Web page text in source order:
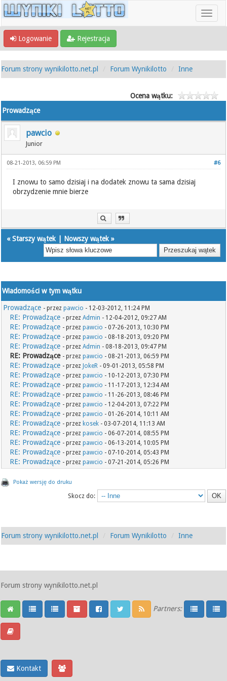
Logowanie Rejestracja
Forum strony wynikilotto.net.pl Forum Wynikilotto Inne
Ocena wątku:
Prowadzące
pawcio
Junior
#6
08-21-2013, 06:59 PM
I znowu to samo dzisiaj i na dodatek znowu ta sama dzisiaj
obrzydzenie mnie bierze
«Starszy wątek Nowszy wątek »
Wiadomości w tym wątku
Prowadzące - przezpawcio - 12-03-2012, 11:24 PM
RE: Prowadzące - przezAdmin - 12-04-2012, 09:27 AM
RE: Prowadzące - przezpawcio - 07-26-2013, 10:30 PM
RE: Prowadzące - przezpawcio - 08-18-2013, 09:20 PM
RE: Prowadzące - przezAdmin - 08-18-2013, 09:47 PM
RE: Prowadzące - przezpawcio - 08-21-2013, 06:59 PM
RE: Prowadzące - przez JokeR - 09-01-2013, 05:58 PM
RE: Prowadzące - przezpawcio - 10-12-2013, 07:30 PM
RE: Prowadzące - przezpawcio - 11-17-2013, 12:34 AM
RE: Prowadzące - przezpawcio - 11-26-2013, 08:46 PM
RE: Prowadzące - przezpawcio - 12-04-2013, 07:22 PM
RE: Prowadzące - przezpawcio - 01-26-2014, 10:11 AM
RE: Prowadzące - przez kosek - 03-07-2014, 11:13 AM
RE: Prowadzące - przezpawcio - 06-07-2014, 08:55 PM
RE: Prowadzące - przezpawcio - 06-13-2014, 10:05 PM
RE: Prowadzące - przezpawcio - 07-10-2014, 05:43 PM
RE: Prowadzące - przezpawcio - 07-21-2014, 05:26 PM
Pokaż wersję do druku
Skocz do:
Forum strony wynikilotto.net.pl Forum Wynikilotto Inne
Forum strony wynikilotto.net.pl
Partners:
Kontakt